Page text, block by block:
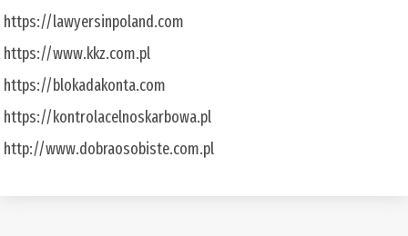
https://lawyersinpoland.com
https://www.kkz.com.pl
https://blokadakonta.com
https://kontrolacelnoskarbowa.pl
http://www.dobraosobiste.com.pl